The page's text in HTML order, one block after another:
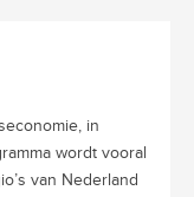
in
wordt vooral
van Nederland